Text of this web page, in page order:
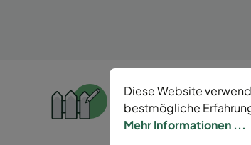
55 Jahre Erfahrung
Diese Website
bestmögliche
Mehr Informationen ...